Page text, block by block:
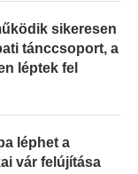
sikeresen
tánccsoport, a
léptek fel
léphet a
vár felújítása